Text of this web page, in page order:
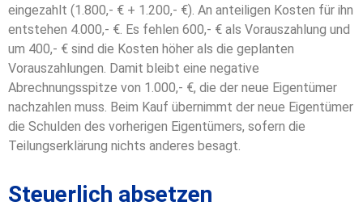
eingezahlt (1.800,- € + 1.200,- €). An anteiligen Kosten für ihn
entstehen 4.000,- €. Es fehlen 600,- € als Vorauszahlung und
um 400,- € sind die Kosten höher als die geplanten
Vorauszahlungen. Damit bleibt eine negative
Abrechnungsspitze von 1.000,- €, die der neue Eigentümer
nachzahlen muss. Beim Kauf übernimmt der neue Eigentümer
die Schulden des vorherigen Eigentümers, sofern die
Teilungserklärung nichts anderes besagt.
Steuerlich absetzen